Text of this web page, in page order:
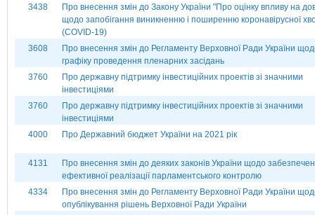
3438
Про внесення змін до Закону України "Про оцінку впливу на
щодо запобігання виникненню і поширенню коронавірусної
(СОVІD-19)
3608
Про внесення змін до Регламенту Верховної Ради України
графіку проведення пленарних засідань
3760
Про державну підтримку інвестиційних проектів зі значними
інвестиціями
3760
Про державну підтримку інвестиційних проектів зі значними
інвестиціями
4000
Про Державний бюджет України на 2021 рік
4131
Про внесення змін до деяких законів України щодо
ефективної реалізації парламентського контролю
4334
Про внесення змін до Регламенту Верховної Ради України
опублікування рішень Верховної Ради України